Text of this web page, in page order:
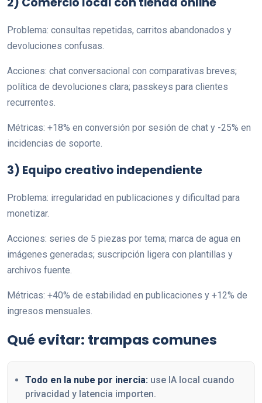
Problema: consultas repetidas, carritos abandonados y
devoluciones confusas.
Acciones: chat conversacional con comparativas breves;
política de devoluciones clara; passkeys para clientes
recurrentes.
Métricas: +18% en conversión por sesión de chat y -25% en
incidencias de soporte.
3) Equipo creativo independiente
Problema: irregularidad en publicaciones y dificultad para
monetizar.
Acciones: series de 5 piezas por tema; marca de agua en
imágenes generadas; suscripción ligera con plantillas y
archivos fuente.
Métricas: +40% de estabilidad en publicaciones y +12% de
ingresos mensuales.
Qué evitar: trampas comunes
Todo en la nube por inercia: use IA local cuando
privacidad y latencia importen.